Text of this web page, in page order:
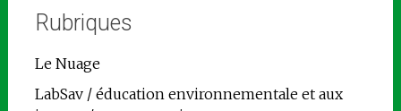
Rubriques
Le Nuage
LabSav / éducation environnementale et aux